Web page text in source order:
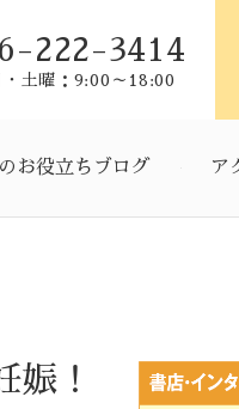
222-3414
・土曜：9:00～18:00
お役立ちブログ ア
！